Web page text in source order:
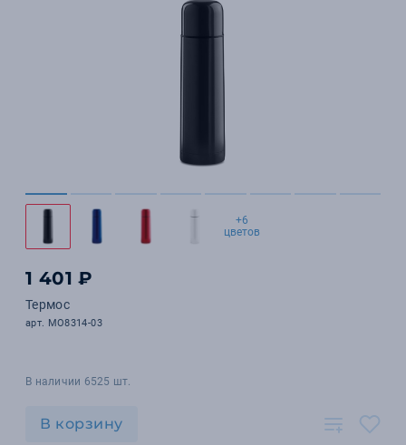
+6
цветов
1 401 ₽
Термос
арт. MO8314-03
В наличии 6525 шт.
В корзину